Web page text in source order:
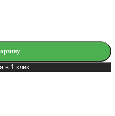
в 1 клик